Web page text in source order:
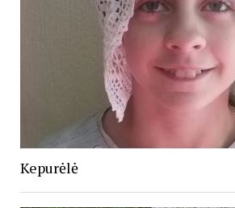
Kepurėlė